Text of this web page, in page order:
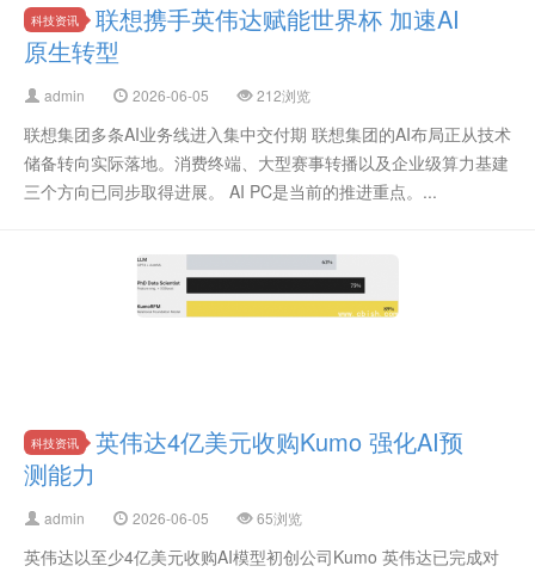
科技资讯
联想携手英伟达赋能世界杯 加速AI
原生转型
admin 2026-06-05 212浏览
联想集团多条AI业务线进入集中交付期 联想集团的AI布局正从技术
储备转向实际落地。消费终端、大型赛事转播以及企业级算力基建
三个方向已同步取得进展。 AI PC是当前的推进重点。...
科技资讯
英伟达4亿美元收购Kumo 强化AI预
测能力
admin 2026-06-05 65浏览
英伟达以至少4亿美元收购AI模型初创公司Kumo 英伟达已完成对